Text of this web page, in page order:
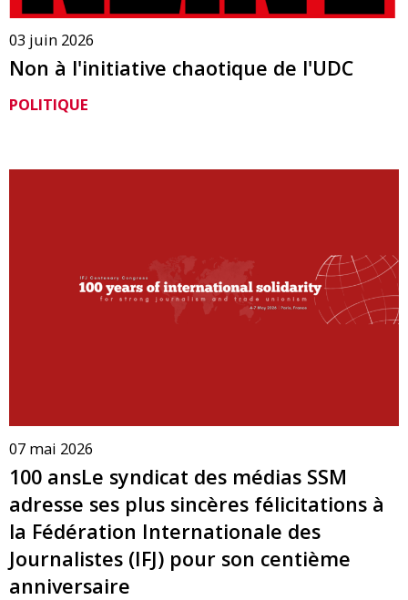
03 juin 2026
Non à l'initiative chaotique de l'UDC
POLITIQUE
07 mai 2026
100 ansLe syndicat des médias SSM
adresse ses plus sincères félicitations à
la Fédération Internationale des
Journalistes (IFJ) pour son centième
anniversaire